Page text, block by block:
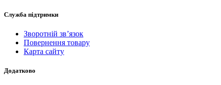
Служба підтримки
Зворотній зв’язок
Повернення товару
Карта сайту
Додатково